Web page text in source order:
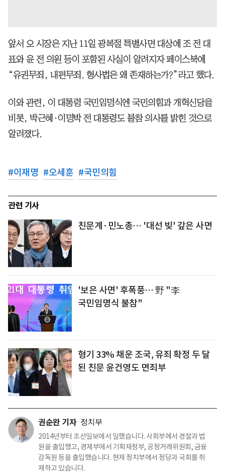
앞서 오 시장은 지난 11일 광복절 특별사면 대상에 조 전 대
표와 윤 전 의원 등이 포함된 사실이 알려지자 페이스북에
“유권무죄, 내편무죄. 형사법은 왜 존재하는가?”라고 했다.
이와 관련, 이 대통령 국민임명식엔 국민의힘과 개혁신당을
비롯, 박근혜·이명박 전 대통령도 불참 의사를 밝힌 것으로
알려졌다.
#이재명 #오세훈 #국민의힘
관련 기사
친문계·민노총… '대선 빚' 갚은 사면
'보은 사면' 후폭풍… 野 "李
국민임명식 불참"
형기 33% 채운 조국, 유죄 확정 두 달
된 친문 윤건영도 면죄부
권순완 기자 정치부
2014년부터 조선일보에서 일했습니다. 사회부에서 경찰과 법
원을 출입했고, 경제부에서 기획재정부, 공정거래위원회, 금융
감독원 등을 출입했습니다. 현재 정치부에서 정당과 국회를 취
재하고 있습니다.